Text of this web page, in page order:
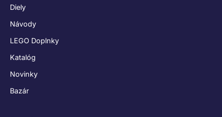
Diely
Návody
LEGO Doplnky
Katalóg
Novinky
Bazár